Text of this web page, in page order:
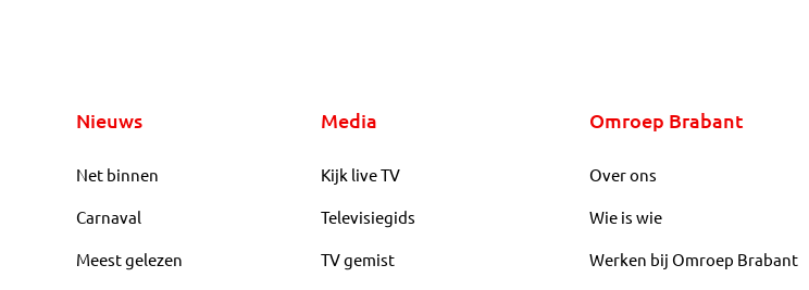
Nieuws
Net binnen
Carnaval
Meest gelezen
Media
Kijk live TV
Televisiegids
TV gemist
Omroep Brabant
Over ons
Wie is wie
Werken bij Omroep Brabant